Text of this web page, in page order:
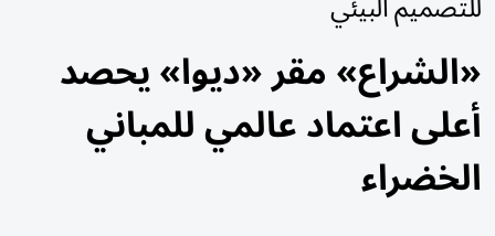
«الشراع» مقر «ديوا» يحصد
أعلى اعتماد عالمي للمباني
الخضراء